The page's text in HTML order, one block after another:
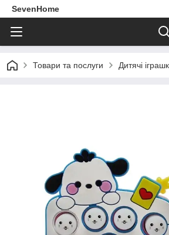
SevenHome
Товари та послуги Дитячі